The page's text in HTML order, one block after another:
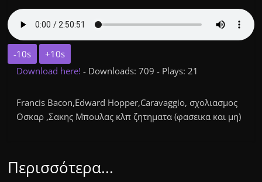
-10s
+10s
Download here!- Downloads: 709 - Plays: 21
Francis Bacon,Edward Hopper,Caravaggio, σχολιασμος
Οσκαρ ,Σακης Μπουλας κλπ ζητηματα (φασεικα και μη)
Περισσότερα...